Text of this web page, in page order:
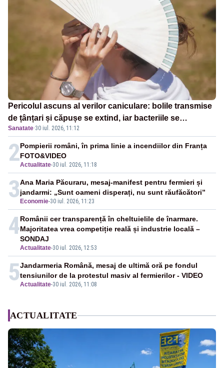
Pericolul ascuns al verilor caniculare: bolile transmise
de țânțari și căpușe se extind, iar bacteriile se
înmulțesc mai ușor
Sanatate·30 iul. 2026, 11:12
2Actualitate-30 iul. 2026, 11:18
Pompierii români, în prima linie a incendiilor din Franța
FOTO&VIDEO
3 Economie-30 iul. 2026, 11:23
Ana Maria Păcuraru, mesaj-manifest pentru fermieri și
jandarmi: „Sunt oameni disperați, nu sunt răufăcători”
4
Actualitate-30 iul. 2026, 12:53
Românii cer transparență în cheltuielile de înarmare.
Majoritatea vrea competiție reală și industrie locală –
SONDAJ
5Actualitate-30 iul. 2026, 11:08
Jandarmeria Română, mesaj de ultimă oră pe fondul
tensiunilor de la protestul masiv al fermierilor - VIDEO
ACTUALITATE